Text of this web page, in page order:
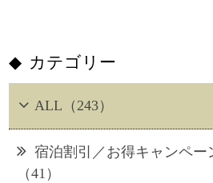
カテゴリー
ALL（243）
宿泊割引／お得キャンペー
（41）